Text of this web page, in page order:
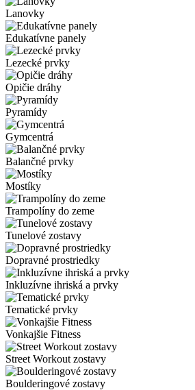
Lanovky
Edukatívne panely
Lezecké prvky
Opičie dráhy
Pyramídy
Gymcentrá
Balančné prvky
Mostíky
Trampolíny do zeme
Tunelové zostavy
Dopravné prostriedky
Inkluzívne ihriská a prvky
Tematické prvky
Vonkajšie Fitness
Street Workout zostavy
Boulderingové zostavy